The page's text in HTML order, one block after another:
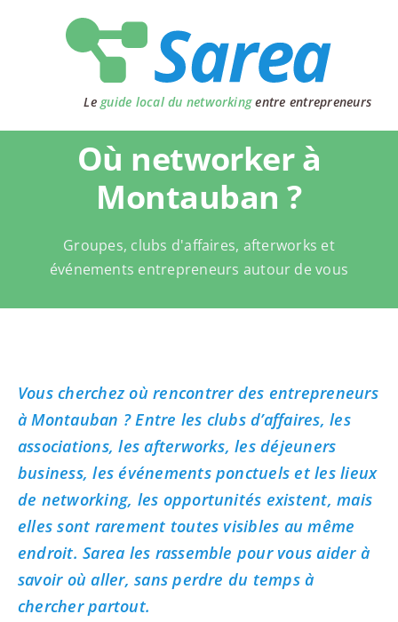
Le guide local du networkingentre entrepreneurs
Où networker à
Montauban ?
Groupes, clubs d'affaires, afterworks et
événements entrepreneurs autour de vous
Vous cherchez où rencontrer des entrepreneurs
à Montauban ? Entre les clubs d’affaires, les
associations, les afterworks, les déjeuners
business, les événements ponctuels et les lieux
de networking, les opportunités existent, mais
elles sont rarement toutes visibles au même
endroit. Sarea les rassemble pour vous aider à
savoir où aller, sans perdre du temps à
chercher partout.